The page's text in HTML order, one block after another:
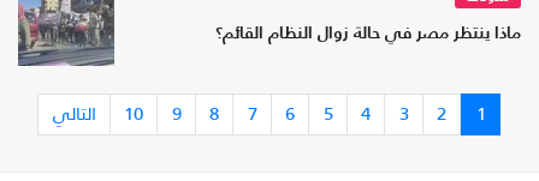
ماذا ينتظر مصر في حالة زوال النظام القائم؟
1
2
3
4
5
6
7
8
9
10 التالي